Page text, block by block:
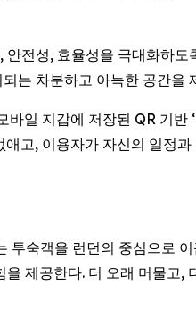
전성, 효율성을 극대화하도
는 차분하고 아늑한 공간을
일 지갑에 저장된 QR 기반
고, 이용자가 자신의 일정
숙객을 런던의 중심으로 이
제공한다. 더 오래 머물고,